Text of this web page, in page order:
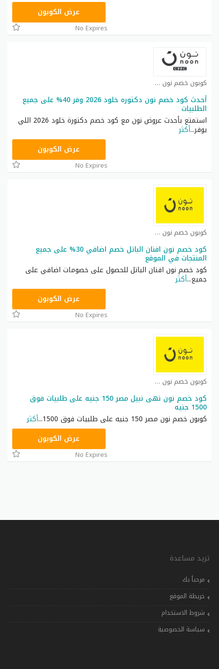
RRF24عرض الكوبون
No Expires
كوبون خصم نون كوبون
أحدث كود خصم نون دكتوره خلود 2026 وفر 40% على جميع
الطلبيات
استمتع بأحدث عروض نون مع كود خصم دكتورة خلود 2026 اللي
يوفر...أكثر
RRF24عرض الكوبون
No Expires
كوبون خصم نون مصر كوبون
كود خصم نون افنان الباتل خصم اضافي 30% على جميع
المنتجات في الموقع
كود خصم نون افنان الباتل للحصول على خصومات اضافي على
جميع...أكثر
RRF24عرض الكوبون
No Expires
كوبون خصم نون مصر كوبون
كود خصم نون نهى نبيل مصر 150 جنيه على طلبيات فوق
1500 جنيه
كوبون خصم نون مصر 150 جنيه على طلبيات فوق 1500
...أكثر
RRF24عرض الكوبون
No Expires
تريد مساعدة
مرحباً بك
خريطة الموقع
شروط الاستخدام
سياسة الخصوصية